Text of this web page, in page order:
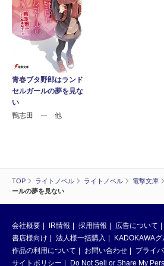
TOP ライトノベル ライトノベル 電撃文庫
ールの夢を見ない
青春ブタ野郎はランド
セルガールの夢を見な
い
鴨志田 一 他
会社概要 IR情報 採用情報 広告について
書店様向け
法人様一括購入
KADOKAWA
作品の利用について
お問い合わせ
プライ
サイトポリシー
Do Not Sell or Share My